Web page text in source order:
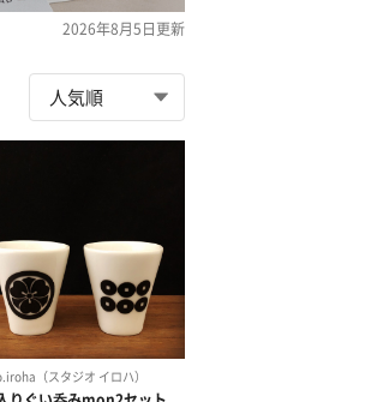
2026年8月5日更新